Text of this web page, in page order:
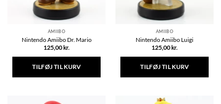
AMIIBO
Nintendo Amiibo Dr. Mario
125,00 kr.
TILFØJ TIL KURV
AMIIBO
Nintendo Amiibo Luigi
125,00 kr.
TILFØJ TIL KURV